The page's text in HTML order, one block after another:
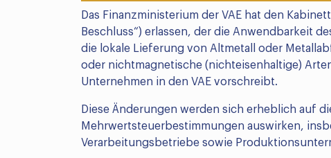
Das Finanzministerium der VAE hat den
Beschluss“) erlassen, der die Anwendbarkeit
die lokale Lieferung von Altmetall oder
oder nichtmagnetische (nichteisenhaltige)
Unternehmen in den VAE vorschreibt.
Diese Änderungen werden sich erheblich auf
Mehrwertsteuerbestimmungen auswirken,
Verarbeitungsbetriebe sowie